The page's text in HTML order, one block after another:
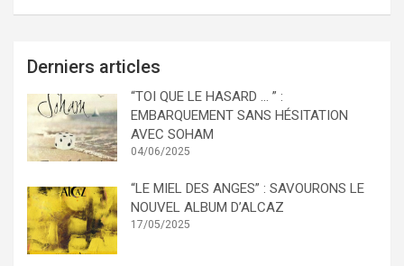
Derniers articles
“TOI QUE LE HASARD … ” :
EMBARQUEMENT SANS HÉSITATION
AVEC SOHAM
04/06/2025
“LE MIEL DES ANGES” : SAVOURONS LE
NOUVEL ALBUM D’ALCAZ
17/05/2025